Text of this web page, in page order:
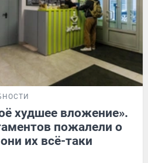
худшее вложение».
пожалели о
их всё-таки